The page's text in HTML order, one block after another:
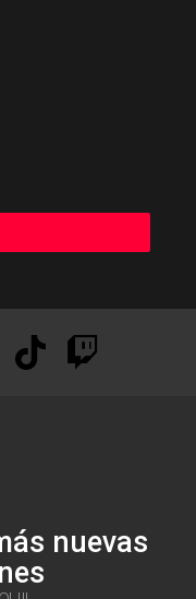
tiktok twitch
nuevas